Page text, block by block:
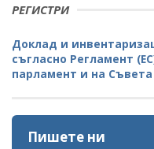
РЕГИСТРИ
Доклад и
съгласно Регламент
парламент и на Съвета
Пишете ни